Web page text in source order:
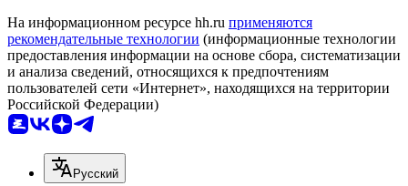
На информационном ресурсе hh.ru применяются
рекомендательные технологии (информационные технологии
предоставления информации на основе сбора, систематизации
и анализа сведений, относящихся к предпочтениям
пользователей сети «Интернет», находящихся на территории
Российской Федерации)
Русский